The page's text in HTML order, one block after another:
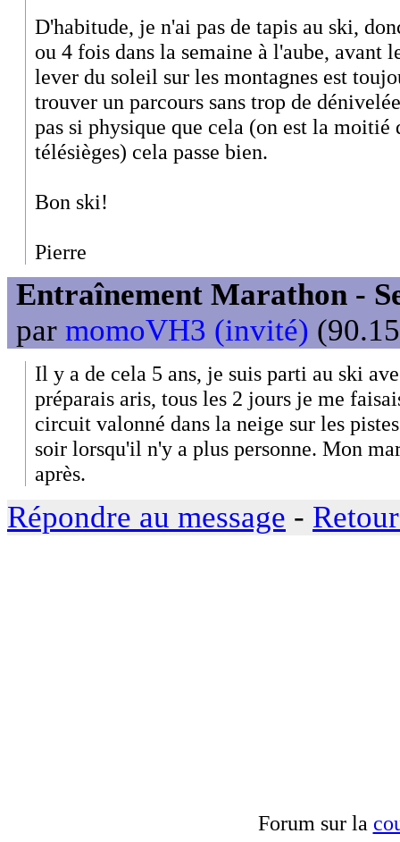
D'habitude, je n'ai pas de tapis au ski,
ou 4 fois dans la semaine à l'aube,
lever du soleil sur les montagnes est
trouver un parcours sans trop de
pas si physique que cela (on est la moitié
télésièges) cela passe bien.
Bon ski!
Pierre
Entraînement Marathon -
par momoVH3 (invité)
Il y a de cela 5 ans, je suis parti au ski
préparais aris, tous les 2 jours je me
circuit valonné dans la neige sur les
soir lorsqu'il n'y a plus personne. Mon
après.
Répondre au message -
Forum sur la